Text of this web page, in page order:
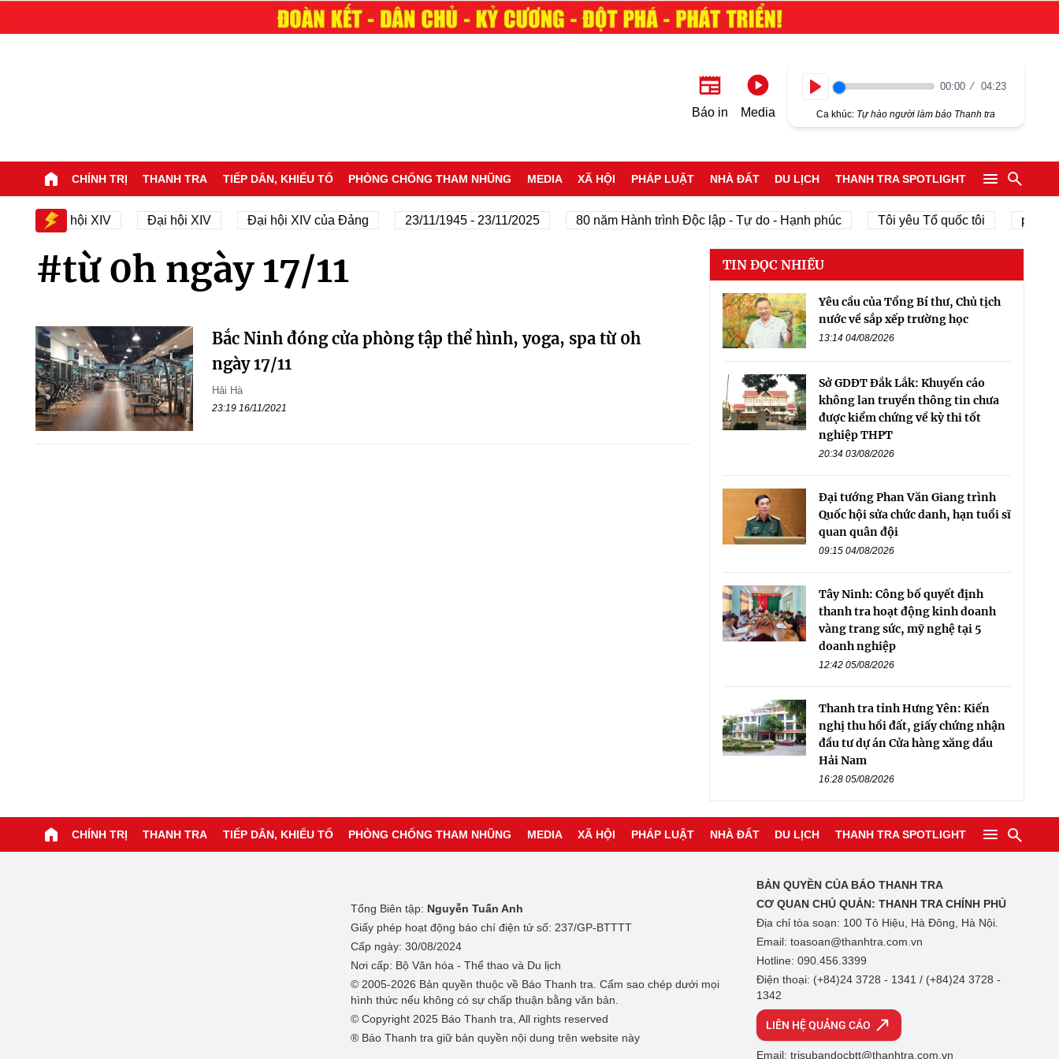
Báo in Media
00:00 04:23
Ca khúc: Tự hào người làm báo Thanh tra
CHÍNH TRỊ THANH TRA TIẾP DÂN, KHIẾU TỐ PHÒNG CHỐNG THAM NHŨNG MEDIA XÃ HỘI PHÁP LUẬT NHÀ ĐẤT DU LỊCH THANH TRA SPOTLIGHT
sự Đại hội XIV Đại hội XIV Đại hội XIV của Đảng 23/11/1945 - 23/11/2025 80 năm Hành trình Độc lập - Tự do - Hạnh phúc Tôi yêu Tổ quốc tôi phát
#từ 0h ngày 17/11
Bắc Ninh đóng cửa phòng tập thể hình, yoga, spa từ 0h
ngày 17/11
Hải Hà
23:19 16/11/2021
TIN ĐỌC NHIỀU
Yêu cầu của Tổng Bí thư, Chủ tịch
nước về sắp xếp trường học
13:14 04/08/2026
Sở GDĐT Đắk Lắk: Khuyến cáo
không lan truyền thông tin chưa
được kiểm chứng về kỳ thi tốt
nghiệp THPT
20:34 03/08/2026
Đại tướng Phan Văn Giang trình
Quốc hội sửa chức danh, hạn tuổi sĩ
quan quân đội
09:15 04/08/2026
Tây Ninh: Công bố quyết định
thanh tra hoạt động kinh doanh
vàng trang sức, mỹ nghệ tại 5
doanh nghiệp
12:42 05/08/2026
Thanh tra tỉnh Hưng Yên: Kiến
nghị thu hồi đất, giấy chứng nhận
đầu tư dự án Cửa hàng xăng dầu
Hải Nam
16:28 05/08/2026
CHÍNH TRỊ THANH TRA TIẾP DÂN, KHIẾU TỐ PHÒNG CHỐNG THAM NHŨNG MEDIA XÃ HỘI PHÁP LUẬT NHÀ ĐẤT DU LỊCH THANH TRA SPOTLIGHT
Tổng Biên tập: Nguyễn Tuấn Anh
Giấy phép hoạt động báo chí điện tử số: 237/GP-BTTTT
Cấp ngày: 30/08/2024
Nơi cấp: Bộ Văn hóa - Thể thao và Du lịch
© 2005-2026 Bản quyền thuộc về Báo Thanh tra. Cấm sao chép dưới mọi
hình thức nếu không có sự chấp thuận bằng văn bản.
© Copyright 2025 Báo Thanh tra, All rights reserved
® Báo Thanh tra giữ bản quyền nội dung trên website này
BẢN QUYỀN CỦA BÁO THANH TRA
CƠ QUAN CHỦ QUẢN: THANH TRA CHÍNH PHỦ
Địa chỉ tòa soạn: 100 Tô Hiệu, Hà Đông, Hà Nội.
Email: toasoan@thanhtra.com.vn
Hotline: 090.456.3399
Điện thoại: (+84)24 3728 - 1341 / (+84)24 3728 -
1342
LIÊN HỆ QUẢNG CÁO
Email: trisubandocbtt@thanhtra.com.vn